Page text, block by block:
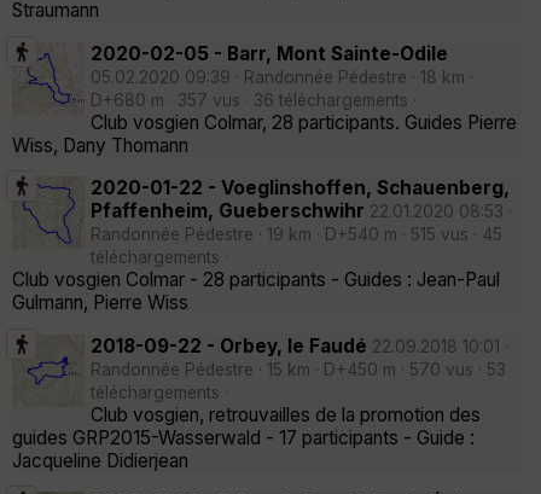
Straumann
2020-02-05 - Barr, Mont Sainte-Odile
05.02.2020 09:39 · Randonnée Pédestre · 18 km ·
D+680 m · 357 vus · 36 téléchargements ·
Club vosgien Colmar, 28 participants. Guides Pierre
Wiss, Dany Thomann
2020-01-22 - Voeglinshoffen, Schauenberg,
Pfaffenheim, Gueberschwihr 22.01.2020 08:53 ·
Randonnée Pédestre · 19 km · D+540 m · 515 vus · 45
téléchargements ·
Club vosgien Colmar - 28 participants - Guides : Jean-Paul
Gulmann, Pierre Wiss
2018-09-22 - Orbey, le Faudé 22.09.2018 10:01 ·
Randonnée Pédestre · 15 km · D+450 m · 570 vus · 53
téléchargements ·
Club vosgien, retrouvailles de la promotion des
guides GRP2015-Wasserwald - 17 participants - Guide :
Jacqueline Didierjean